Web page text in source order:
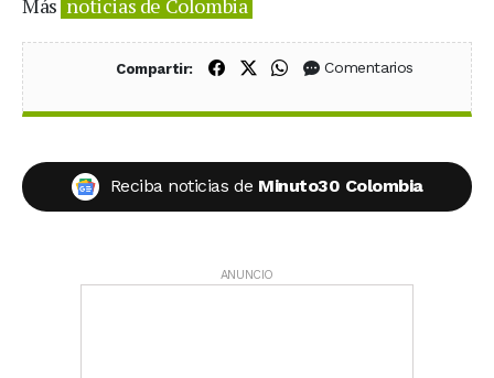
Más noticias de Colombia
Compartir: Compartir en Facebook
Compartir en X (Twitter)
Compartir en WhatsApp
Comentarios
Reciba noticias de Minuto30 Colombia
ANUNCIO